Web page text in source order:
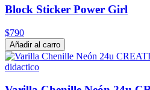
Block Sticker Power Girl
$790
Añadir al carro